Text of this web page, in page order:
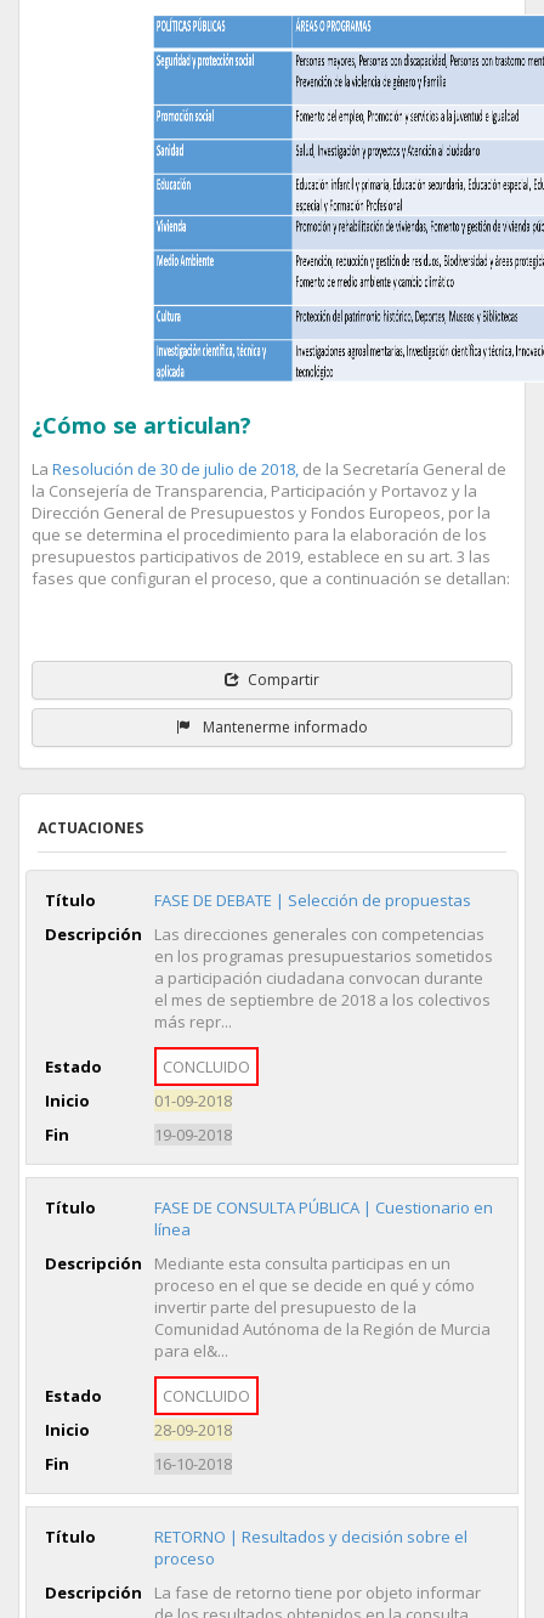
¿Cómo se articulan?
La Resolución de 30 de julio de 2018, de la Secretaría General de
la Consejería de Transparencia, Participación y Portavoz y la
Dirección General de Presupuestos y Fondos Europeos, por la
que se determina el procedimiento para la elaboración de los
presupuestos participativos de 2019, establece en su art. 3 las
fases que configuran el proceso, que a continuación se detallan:
Compartir
Mantenerme informado
ACTUACIONES
Título
FASE DE DEBATE | Selección de propuestas
Descripción
Las direcciones generales con competencias
en los programas presupuestarios sometidos
a participación ciudadana convocan durante
el mes de septiembre de 2018 a los colectivos
más repr...
Estado
CONCLUIDO
Inicio
01-09-2018
Fin
19-09-2018
Título
FASE DE CONSULTA PÚBLICA | Cuestionario en
línea
Descripción
Mediante esta consulta participas en un
proceso en el que se decide en qué y cómo
invertir parte del presupuesto de la
Comunidad Autónoma de la Región de Murcia
para el&...
Estado
CONCLUIDO
Inicio
28-09-2018
Fin
16-10-2018
Título
RETORNO | Resultados y decisión sobre el
proceso
Descripción
La fase de retorno tiene por objeto informar